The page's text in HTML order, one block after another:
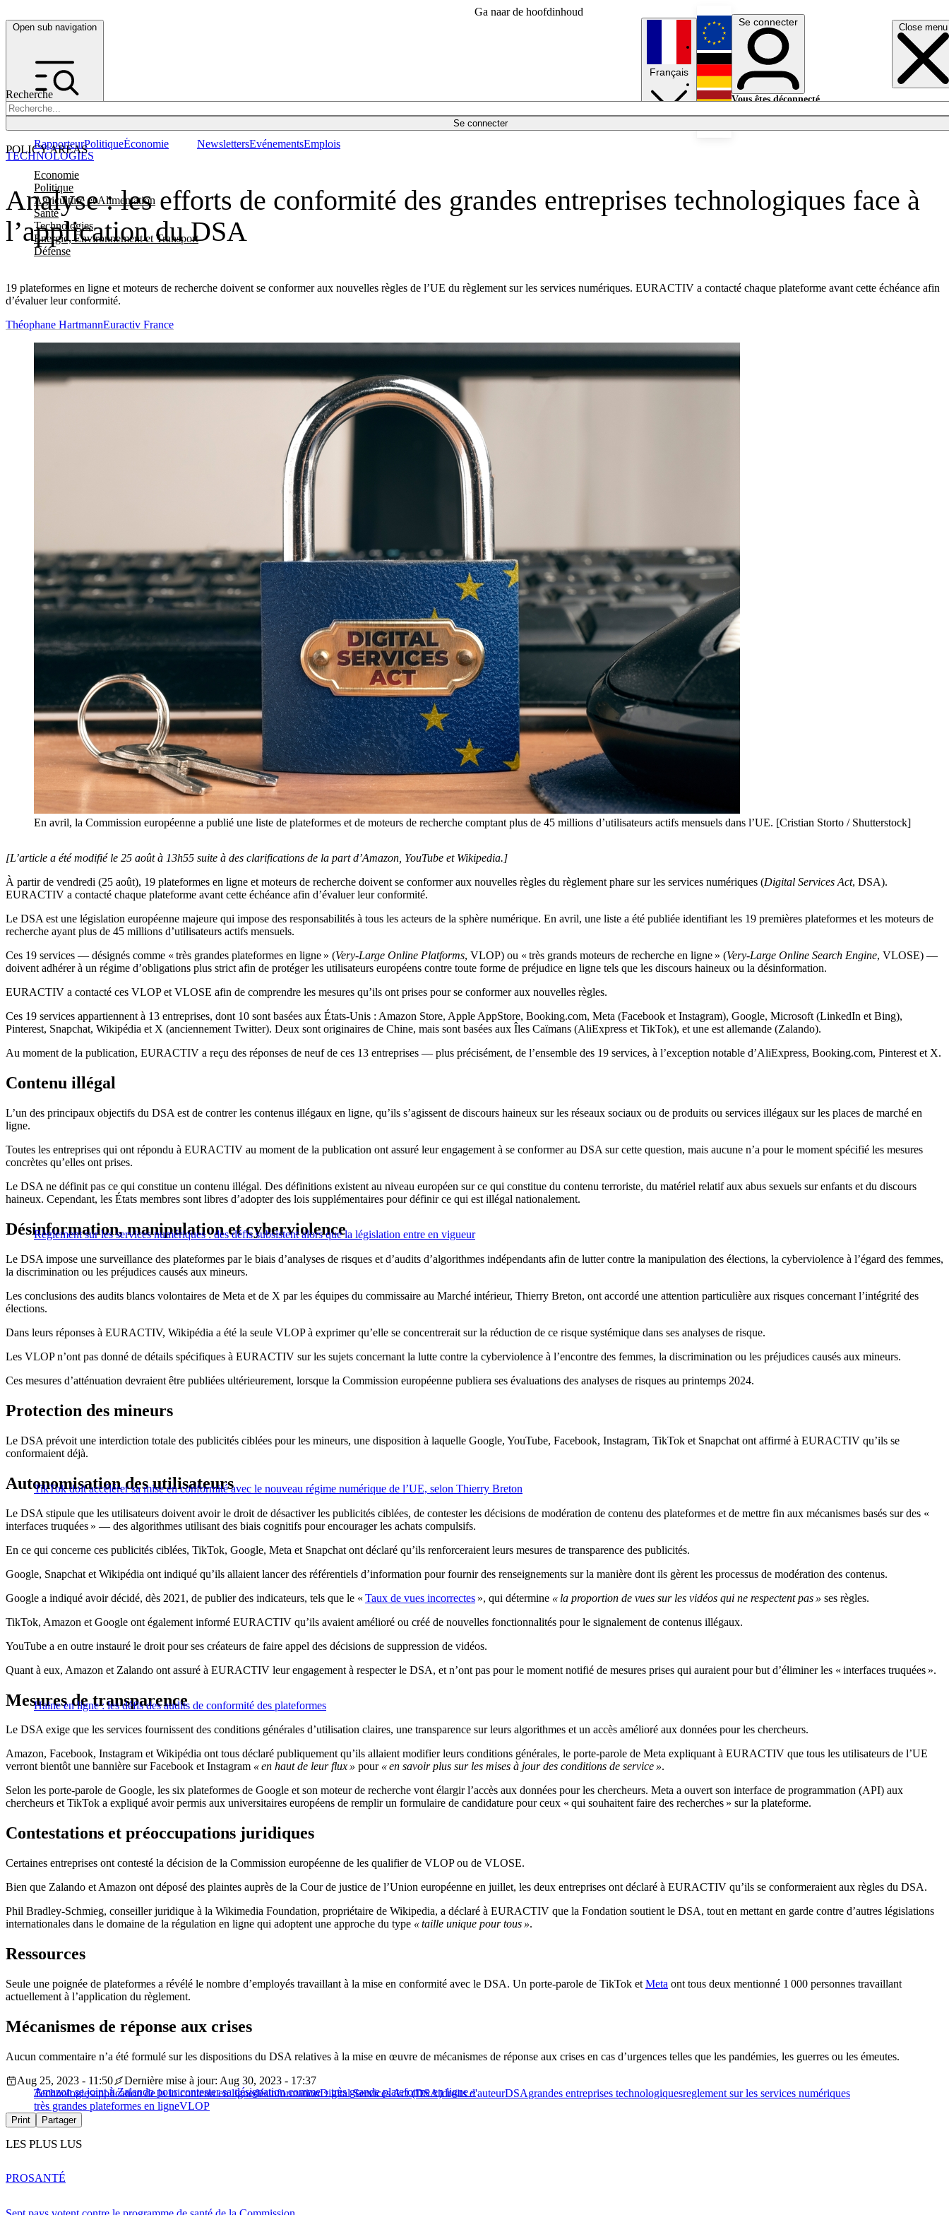
Ga naar de hoofdinhoud
Open sub navigation Close menu
Recherche
Se connecter
POLICY AREAS
Economie
Politique
Agriculture et Alimentation
Santé
Technologies
Energie, Environnement et Transport
Défense
RapporteurPolitiqueÉconomie NewslettersEvénementsEmplois
Français
English
Deutsch
Se connecter
Vous êtes déconnecté.
Analyse : les efforts de conformité des grandes entreprises technologiques face à
l’application du DSA
19 plateformes en ligne et moteurs de recherche doivent se conformer aux nouvelles règles de l’UE du règlement sur les services numériques. EURACTIV a contacté chaque plateforme avant cette échéance afin
d’évaluer leur conformité.
TECHNOLOGIES
Théophane HartmannEuractiv France
En avril, la Commission européenne a publié une liste de plateformes et de moteurs de recherche comptant plus de 45 millions d’utilisateurs actifs mensuels dans l’UE. [Cristian Storto / Shutterstock]
[L’article a été modifié le 25 août à 13h55 suite à des clarifications de la part d’Amazon, YouTube et Wikipedia.]
À partir de vendredi (25 août), 19 plateformes en ligne et moteurs de recherche doivent se conformer aux nouvelles règles du règlement phare sur les services numériques (Digital Services Act, DSA).
EURACTIV a contacté chaque plateforme avant cette échéance afin d’évaluer leur conformité.
Le DSA est une législation européenne majeure qui impose des responsabilités à tous les acteurs de la sphère numérique. En avril, une liste a été publiée identifiant les 19 premières plateformes et les moteurs de
recherche ayant plus de 45 millions d’utilisateurs actifs mensuels.
Ces 19 services — désignés comme « très grandes plateformes en ligne » (Very-Large Online Platforms, VLOP) ou « très grands moteurs de recherche en ligne » (Very-Large Online Search Engine, VLOSE) —
doivent adhérer à un régime d’obligations plus strict afin de protéger les utilisateurs européens contre toute forme de préjudice en ligne tels que les discours haineux ou la désinformation.
EURACTIV a contacté ces VLOP et VLOSE afin de comprendre les mesures qu’ils ont prises pour se conformer aux nouvelles règles.
Ces 19 services appartiennent à 13 entreprises, dont 10 sont basées aux États-Unis : Amazon Store, Apple AppStore, Booking.com, Meta (Facebook et Instagram), Google, Microsoft (LinkedIn et Bing),
Pinterest, Snapchat, Wikipédia et X (anciennement Twitter). Deux sont originaires de Chine, mais sont basées aux Îles Caïmans (AliExpress et TikTok), et une est allemande (Zalando).
Au moment de la publication, EURACTIV a reçu des réponses de neuf de ces 13 entreprises — plus précisément, de l’ensemble des 19 services, à l’exception notable d’AliExpress, Booking.com, Pinterest et X.
Contenu illégal
L’un des principaux objectifs du DSA est de contrer les contenus illégaux en ligne, qu’ils s’agissent de discours haineux sur les réseaux sociaux ou de produits ou services illégaux sur les places de marché en
ligne.
Toutes les entreprises qui ont répondu à EURACTIV au moment de la publication ont assuré leur engagement à se conformer au DSA sur cette question, mais aucune n’a pour le moment spécifié les mesures
concrètes qu’elles ont prises.
Le DSA ne définit pas ce qui constitue un contenu illégal. Des définitions existent au niveau européen sur ce qui constitue du contenu terroriste, du matériel relatif aux abus sexuels sur enfants et du discours
haineux. Cependant, les États membres sont libres d’adopter des lois supplémentaires pour définir ce qui est illégal nationalement.
Règlement sur les services numériques : des défis subsistent alors que la législation entre en vigueur
Désinformation, manipulation et cyberviolence
Le DSA impose une surveillance des plateformes par le biais d’analyses de risques et d’audits d’algorithmes indépendants afin de lutter contre la manipulation des élections, la cyberviolence à l’égard des femmes,
la discrimination ou les préjudices causés aux mineurs.
Les conclusions des audits blancs volontaires de Meta et de X par les équipes du commissaire au Marché intérieur, Thierry Breton, ont accordé une attention particulière aux risques concernant l’intégrité des
élections.
Dans leurs réponses à EURACTIV, Wikipédia a été la seule VLOP à exprimer qu’elle se concentrerait sur la réduction de ce risque systémique dans ses analyses de risque.
Les VLOP n’ont pas donné de détails spécifiques à EURACTIV sur les sujets concernant la lutte contre la cyberviolence à l’encontre des femmes, la discrimination ou les préjudices causés aux mineurs.
Ces mesures d’atténuation devraient être publiées ultérieurement, lorsque la Commission européenne publiera ses évaluations des analyses de risques au printemps 2024.
Protection des mineurs
Le DSA prévoit une interdiction totale des publicités ciblées pour les mineurs, une disposition à laquelle Google, YouTube, Facebook, Instagram, TikTok et Snapchat ont affirmé à EURACTIV qu’ils se
conformaient déjà.
TikTok doit accélérer sa mise en conformité avec le nouveau régime numérique de l’UE, selon Thierry Breton
Autonomisation des utilisateurs
Le DSA stipule que les utilisateurs doivent avoir le droit de désactiver les publicités ciblées, de contester les décisions de modération de contenu des plateformes et de mettre fin aux mécanismes basés sur des «
interfaces truquées » — des algorithmes utilisant des biais cognitifs pour encourager les achats compulsifs.
En ce qui concerne ces publicités ciblées, TikTok, Google, Meta et Snapchat ont déclaré qu’ils renforceraient leurs mesures de transparence des publicités.
Google, Snapchat et Wikipédia ont indiqué qu’ils allaient lancer des référentiels d’information pour fournir des renseignements sur la manière dont ils gèrent les processus de modération des contenus.
Google a indiqué avoir décidé, dès 2021, de publier des indicateurs, tels que le « Taux de vues incorrectes », qui détermine « la proportion de vues sur les vidéos qui ne respectent pas » ses règles.
TikTok, Amazon et Google ont également informé EURACTIV qu’ils avaient amélioré ou créé de nouvelles fonctionnalités pour le signalement de contenus illégaux.
YouTube a en outre instauré le droit pour ses créateurs de faire appel des décisions de suppression de vidéos.
Quant à eux, Amazon et Zalando ont assuré à EURACTIV leur engagement à respecter le DSA, et n’ont pas pour le moment notifié de mesures prises qui auraient pour but d’éliminer les « interfaces truquées ».
Haine en ligne : les défis des audits de conformité des plateformes
Mesures de transparence
Le DSA exige que les services fournissent des conditions générales d’utilisation claires, une transparence sur leurs algorithmes et un accès amélioré aux données pour les chercheurs.
Amazon, Facebook, Instagram et Wikipédia ont tous déclaré publiquement qu’ils allaient modifier leurs conditions générales, le porte-parole de Meta expliquant à EURACTIV que tous les utilisateurs de l’UE
verront bientôt une bannière sur Facebook et Instagram « en haut de leur flux » pour « en savoir plus sur les mises à jour des conditions de service ».
Selon les porte-parole de Google, les six plateformes de Google et son moteur de recherche vont élargir l’accès aux données pour les chercheurs. Meta a ouvert son interface de programmation (API) aux
chercheurs et TikTok a expliqué avoir permis aux universitaires européens de remplir un formulaire de candidature pour ceux « qui souhaitent faire des recherches » sur la plateforme.
Contestations et préoccupations juridiques
Certaines entreprises ont contesté la décision de la Commission européenne de les qualifier de VLOP ou de VLOSE.
Bien que Zalando et Amazon ont déposé des plaintes auprès de la Cour de justice de l’Union européenne en juillet, les deux entreprises ont déclaré à EURACTIV qu’ils se conformeraient aux règles du DSA.
Phil Bradley-Schmieg, conseiller juridique à la Wikimedia Foundation, propriétaire de Wikipedia, a déclaré à EURACTIV que la Fondation soutient le DSA, tout en mettant en garde contre d’autres législations
internationales dans le domaine de la régulation en ligne qui adoptent une approche du type « taille unique pour tous ».
Ressources
Seule une poignée de plateformes a révélé le nombre d’employés travaillant à la mise en conformité avec le DSA. Un porte-parole de TikTok et Meta ont tous deux mentionné 1 000 personnes travaillant
actuellement à l’application du règlement.
Mécanismes de réponse aux crises
Aucun commentaire n’a été formulé sur les dispositions du DSA relatives à la mise en œuvre de mécanismes de réponse aux crises en cas d’urgences telles que les pandémies, les guerres ou les émeutes.
Amazon se joint à Zalando pour contester sa désignation comme « très grande plateforme en ligne »
Aug 25, 2023 - 11:50
Dernière mise à jour: Aug 30, 2023 - 17:37
Technologiesapplication de la loicontenu en lignedésinformationDigital Services Act (DSA)droits d'auteurDSAgrandes entreprises technologiquesreglement sur les services numériques
très grandes plateformes en ligneVLOP
Print Partager
LES PLUS LUS
PROSANTÉ